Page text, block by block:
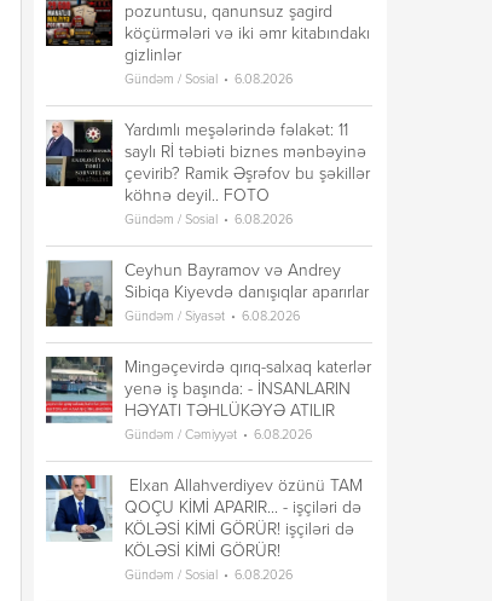
pozuntusu, qanunsuz şagird
köçürmələri və iki əmr kitabındakı
gizlinlər
Gündəm / Sosial 6.08.2026
Yardımlı meşələrində fəlakət: 11
saylı Rİ təbiəti biznes mənbəyinə
çevirib? Ramik Əşrəfov bu şəkillər
köhnə deyil.. FOTO
Gündəm / Sosial 6.08.2026
Ceyhun Bayramov və Andrey
Sibiqa Kiyevdə danışıqlar aparırlar
Gündəm / Siyasət 6.08.2026
Mingəçevirdə qırıq-salxaq katerlər
yenə iş başında: - İNSANLARIN
HƏYATI TƏHLÜKƏYƏ ATILIR
Gündəm / Cəmiyyət 6.08.2026
Elxan Allahverdiyev özünü TAM
QOÇU KİMİ APARIR... - işçiləri də
KÖLƏSİ KİMİ GÖRÜR! işçiləri də
KÖLƏSİ KİMİ GÖRÜR!
Gündəm / Sosial 6.08.2026